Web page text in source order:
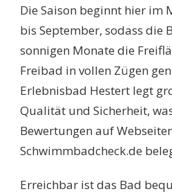
Die Saison beginnt hier im
bis September, sodass die
sonnigen Monate die
Freibad in vollen Zügen
Erlebnisbad Hestert legt
Qualität und Sicherheit,
Bewertungen auf
Schwimmbadcheck.de
Erreichbar ist das Bad